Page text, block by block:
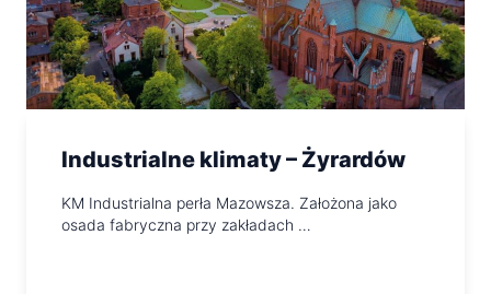
Industrialne klimaty – Żyrardów
KM Industrialna perła Mazowsza. Założona jako
osada fabryczna przy zakładach …